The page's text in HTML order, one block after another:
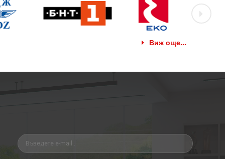
Виж още...